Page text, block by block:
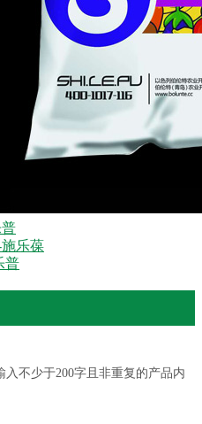
乐葆
普
不少于200字且非重复的产品内